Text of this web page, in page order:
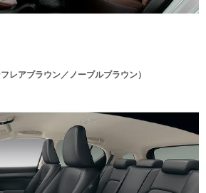
レアブラウン／ノーブルブラウン）